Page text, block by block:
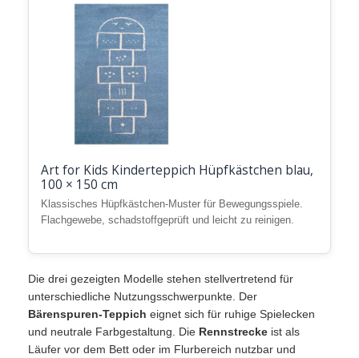
Art for Kids Kinderteppich Hüpfkästchen blau,
100 × 150 cm
Klassisches Hüpfkästchen-Muster für Bewegungsspiele.
Flachgewebe, schadstoffgeprüft und leicht zu reinigen.
Die drei gezeigten Modelle stehen stellvertretend für
unterschiedliche Nutzungsschwerpunkte. Der
Bärenspuren-Teppich eignet sich für ruhige Spielecken
und neutrale Farbgestaltung. Die Rennstrecke ist als
Läufer vor dem Bett oder im Flurbereich nutzbar und